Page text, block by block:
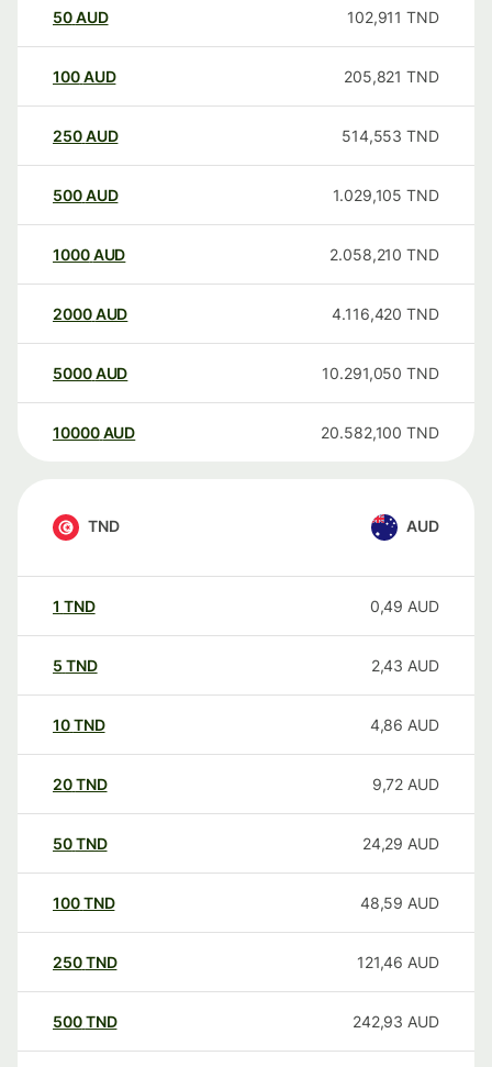
50AUD 102,911 TND
100AUD 205,821 TND
250AUD 514,553 TND
500AUD 1.029,105 TND
1000AUD 2.058,210 TND
2000AUD 4.116,420 TND
5000AUD 10.291,050 TND
10000 AUD 20.582,100 TND
TND AUD
1 TND 0,49 AUD
5 TND 2,43 AUD
10TND 4,86 AUD
20TND 9,72 AUD
50TND 24,29 AUD
100TND 48,59 AUD
250TND 121,46 AUD
500TND 242,93 AUD